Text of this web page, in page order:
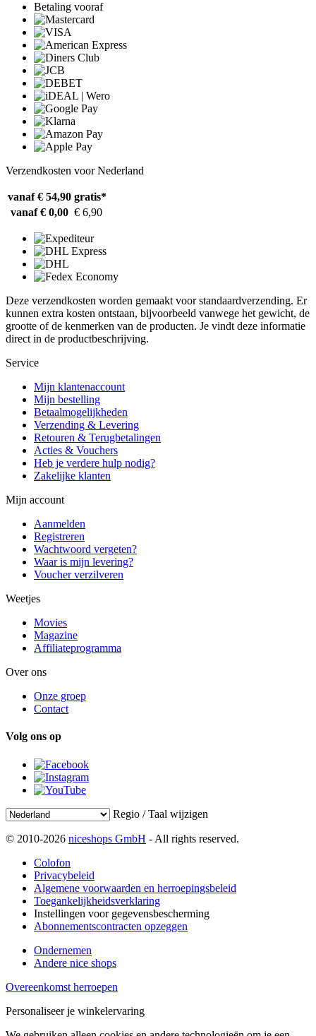
Betaling vooraf
Verzendkosten voor Nederland
vanaf € 54,90 gratis*
vanaf € 0,00 € 6,90
Deze verzendkosten worden gemaakt voor standaardverzending. Er
kunnen extra kosten ontstaan, bijvoorbeeld vanwege het gewicht, de
grootte of de kenmerken van de producten. Je vindt deze informatie
direct in de productbeschrijving.
Service
Mijn klantenaccount
Mijn bestelling
Betaalmogelijkheden
Verzending & Levering
Retouren & Terugbetalingen
Acties & Vouchers
Heb je verdere hulp nodig?
Zakelijke klanten
Mijn account
Aanmelden
Registreren
Wachtwoord vergeten?
Waar is mijn levering?
Voucher verzilveren
Weetjes
Movies
Magazine
Affiliateprogramma
Over ons
Onze groep
Contact
Volg ons op
Regio / Taal wijzigen
© 2010-2026 niceshops GmbH - All rights reserved.
Colofon
Privacybeleid
Algemene voorwaarden en herroepingsbeleid
Toegankelijkheidsverklaring
Instellingen voor gegevensbescherming
Abonnementscontracten opzeggen
Ondernemen
Andere nice shops
Overeenkomst herroepen
Personaliseer je winkelervaring